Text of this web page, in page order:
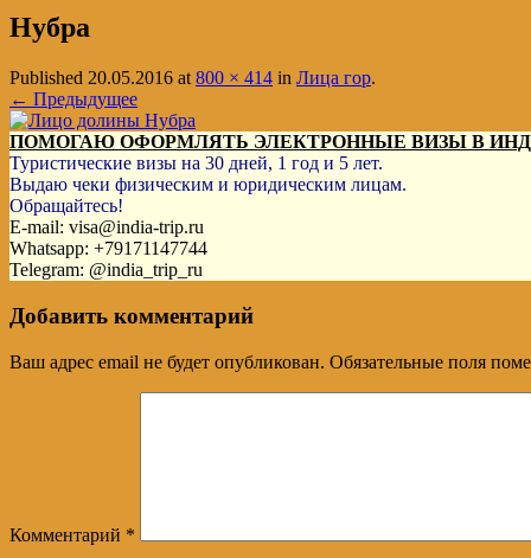
Нубра
Published 20.05.2016 at 800 × 414 in Лица гор.
← Предыдущее
ПОМОГАЮ ОФОРМЛЯТЬ ЭЛЕКТРОННЫЕ ВИЗЫ В
Туристические визы на 30 дней, 1 год и 5 лет.
Выдаю чеки физическим и юридическим лицам.
Обращайтесь!
E-mail: visa@india-trip.ru
Whatsapp: +79171147744
Telegram: @india_trip_ru
Добавить комментарий
Ваш адрес email не будет опубликован. Обязательные поля
Комментарий *